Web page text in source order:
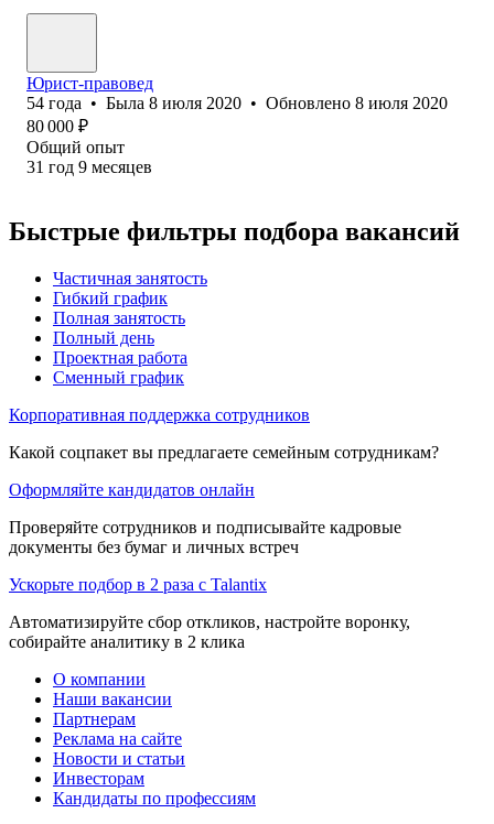
Юрист-правовед
54 года • Была 8 июля 2020 • Обновлено 8 июля 2020
80 000 ₽
Общий опыт
31 год 9 месяцев
Быстрые фильтры подбора вакансий
Частичная занятость
Гибкий график
Полная занятость
Полный день
Проектная работа
Сменный график
Корпоративная поддержка сотрудников
Какой соцпакет вы предлагаете семейным сотрудникам?
Оформляйте кандидатов онлайн
Проверяйте сотрудников и подписывайте кадровые
документы без бумаг и личных встреч
Ускорьте подбор в 2 раза с Talantix
Автоматизируйте сбор откликов, настройте воронку,
собирайте аналитику в 2 клика
О компании
Наши вакансии
Партнерам
Реклама на сайте
Новости и статьи
Инвесторам
Кандидаты по профессиям